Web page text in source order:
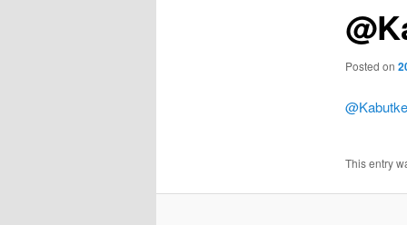
Posted on
@Kabutke
This entry